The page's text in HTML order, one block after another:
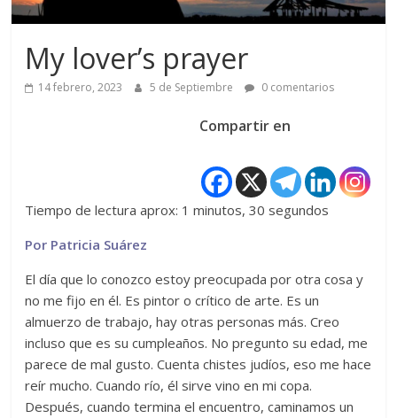
My lover’s prayer
14 febrero, 2023 5 de Septiembre 0 comentarios
Compartir en
Tiempo de lectura aprox: 1 minutos, 30 segundos
Por Patricia Suárez
El día que lo conozco estoy preocupada por otra cosa y
no me fijo en él. Es pintor o crítico de arte. Es un
almuerzo de trabajo, hay otras personas más. Creo
incluso que es su cumpleaños. No pregunto su edad, me
parece de mal gusto. Cuenta chistes judíos, eso me hace
reír mucho. Cuando río, él sirve vino en mi copa.
Después, cuando termina el encuentro, caminamos un